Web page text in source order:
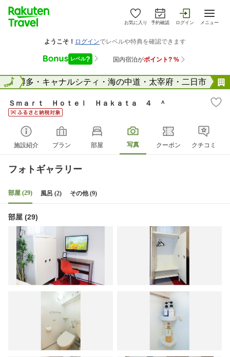
お気に入り 予約確認 ログイン メニュー
博多・キャナルシティ・海の中道・太宰府・二日市
全国
Ｓｍａｒｔ Ｈｏｔｅｌ Ｈａｋａｔａ ４ ＾
施設紹介 プラン 部屋 写真 クーポン クチコミ
フォトギャラリー
部屋 (29) 風呂 (2) その他 (9)
部屋 (29)